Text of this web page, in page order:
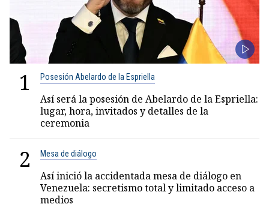
1 Posesión Abelardo de la Espriella
Así será la posesión de Abelardo de la Espriella:
lugar, hora, invitados y detalles de la
ceremonia
2 Mesa de diálogo
Así inició la accidentada mesa de diálogo en
Venezuela: secretismo total y limitado acceso a
medios